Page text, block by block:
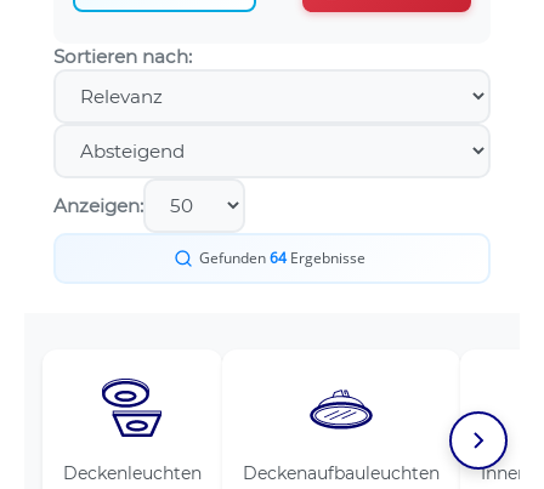
Sortieren nach:
Anzeigen:
Gefunden64Ergebnisse
Deckenleuchten Deckenaufbauleuchten